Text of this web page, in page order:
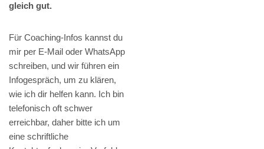
gleich gut.
Für Coaching-Infos kannst du
mir per E-Mail oder WhatsApp
schreiben, und wir führen ein
Infogespräch, um zu klären,
wie ich dir helfen kann. Ich bin
telefonisch oft schwer
erreichbar, daher bitte ich um
eine schriftliche